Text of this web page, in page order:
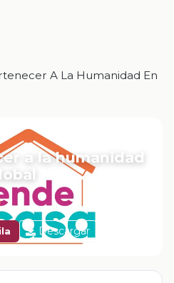
A La Humanidad En
a la humanidad
Descargar